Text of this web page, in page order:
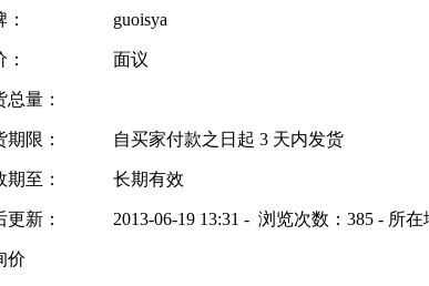
guoisya
面议
总量：
期限： 自买家付款之日起 3 天内发货
期至： 长期有效
更新： 2013-06-19 13:31 - 浏览次数： 385 - 所在